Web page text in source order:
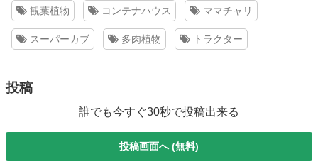
観葉植物 コンテナハウス ママチャリ
スーパーカブ 多肉植物 トラクター
投稿
誰でも今すぐ30秒で投稿出来る
投稿画面へ (無料)